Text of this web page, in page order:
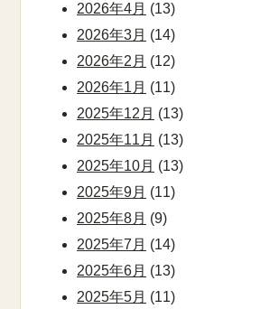
2026年4月 (13)
2026年3月 (14)
2026年2月 (12)
2026年1月 (11)
2025年12月 (13)
2025年11月 (13)
2025年10月 (13)
2025年9月 (11)
2025年8月 (9)
2025年7月 (14)
2025年6月 (13)
2025年5月 (11)